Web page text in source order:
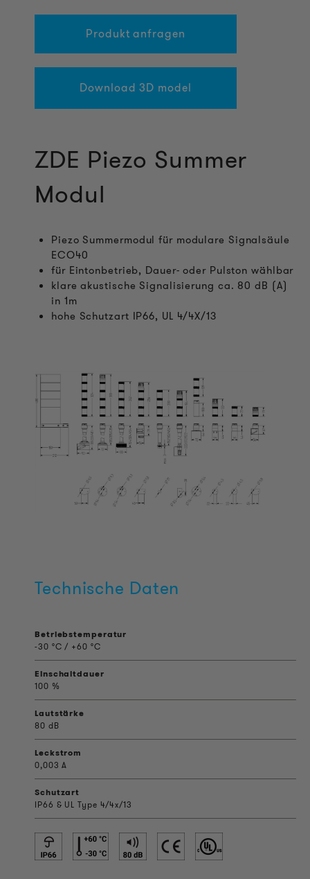
Produkt anfragen
Download 3D model
ZDE Piezo Summer
Modul
Piezo Summermodul für modulare Signalsäule
ECO40
für Eintonbetrieb, Dauer- oder Pulston wählbar
klare akustische Signalisierung ca. 80 dB (A)
in 1m
hohe Schutzart IP66, UL 4/4X/13
Technische Daten
Betriebstemperatur
-30 °C / +60 °C
Einschaltdauer
100 %
Lautstärke
80 dB
Leckstrom
0,003 A
Schutzart
IP66 & UL Type 4/4x/13